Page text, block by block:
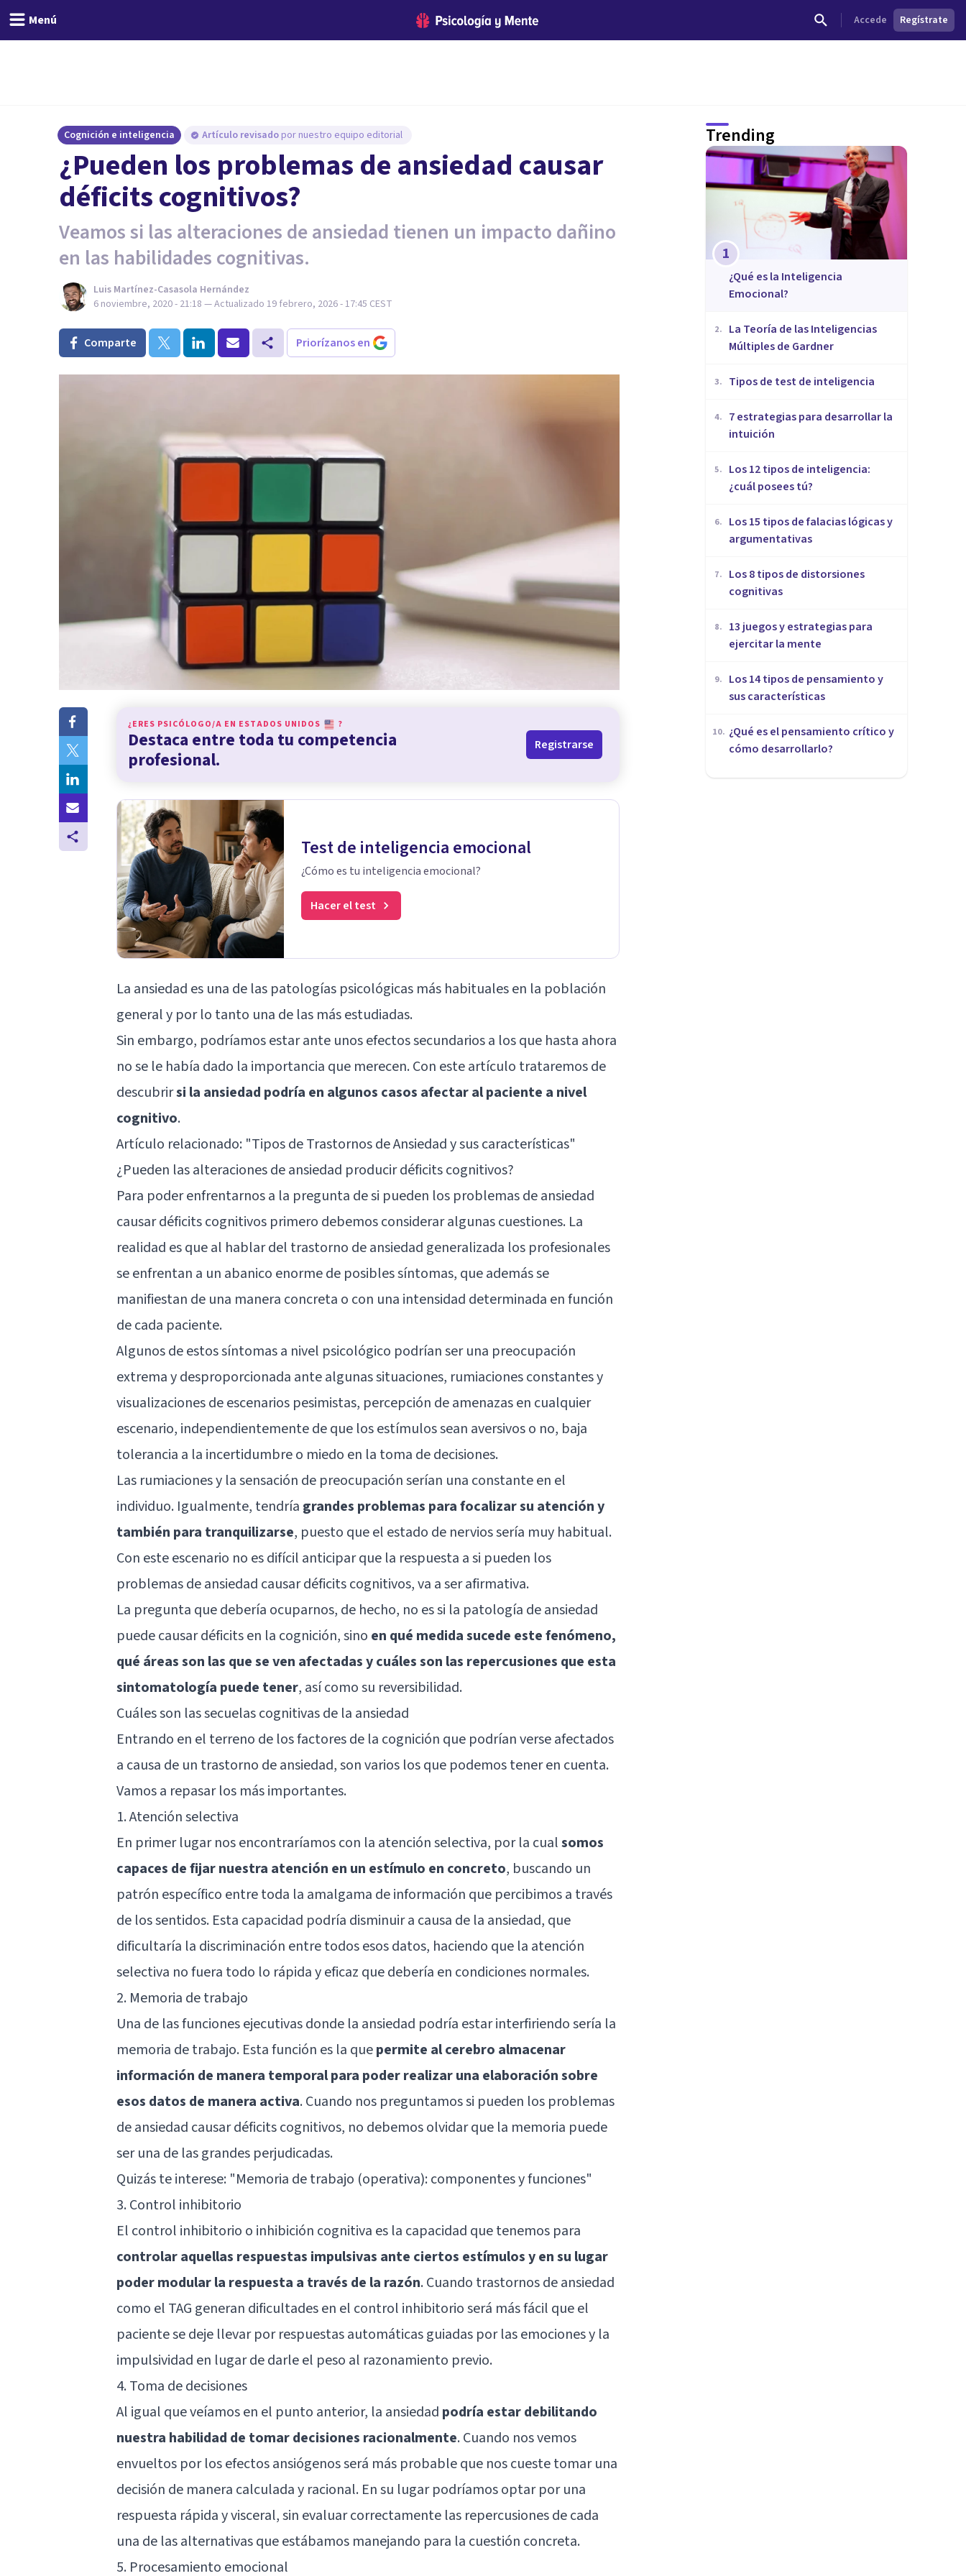
Menú Accede Regístrate
Cognición e inteligencia Artículo revisado por nuestro equipo editorial
¿Pueden los problemas de ansiedad causar
déficits cognitivos?
Veamos si las alteraciones de ansiedad tienen un impacto dañino
en las habilidades cognitivas.
Luis Martínez-Casasola Hernández
6 noviembre, 2020 - 21:18 — Actualizado 19 febrero, 2026 - 17:45 CEST
Comparte Priorízanos en
¿ERES PSICÓLOGO/A EN ESTADOS UNIDOS ?
Destaca entre toda tu competencia
profesional.
Registrarse
Test de inteligencia emocional
¿Cómo es tu inteligencia emocional?
Hacer el test
La ansiedad es una de las patologías psicológicas más habituales en la población
general y por lo tanto una de las más estudiadas.
Sin embargo, podríamos estar ante unos efectos secundarios a los que hasta ahora
no se le había dado la importancia que merecen. Con este artículo trataremos de
descubrirsi la ansiedad podría en algunos casos afectar al paciente a nivel
cognitivo.
Artículo relacionado: "Tipos de Trastornos de Ansiedad y sus características"
¿Pueden las alteraciones de ansiedad producir déficits cognitivos?
Para poder enfrentarnos a la pregunta de si pueden los problemas de ansiedad
causar déficits cognitivos primero debemos considerar algunas cuestiones. La
realidad es que al hablar del trastorno de ansiedad generalizada los profesionales
se enfrentan a un abanico enorme de posibles síntomas, que además se
manifiestan de una manera concreta o con una intensidad determinada en función
de cada paciente.
Algunos de estos síntomas a nivel psicológico podrían ser una preocupación
extrema y desproporcionada ante algunas situaciones, rumiaciones constantes y
visualizaciones de escenarios pesimistas, percepción de amenazas en cualquier
escenario, independientemente de que los estímulos sean aversivos o no, baja
tolerancia a la incertidumbre o miedo en la toma de decisiones.
Las rumiaciones y la sensación de preocupación serían una constante en el
individuo. Igualmente, tendría grandes problemas para focalizar su atención y
también para tranquilizarse, puesto que el estado de nervios sería muy habitual.
Con este escenario no es difícil anticipar que la respuesta a si pueden los
problemas de ansiedad causar déficits cognitivos, va a ser afirmativa.
La pregunta que debería ocuparnos, de hecho, no es si la patología de ansiedad
puede causar déficits en la cognición, sino en qué medida sucede este fenómeno,
qué áreas son las que se ven afectadas y cuáles son las repercusiones que esta
sintomatología puede tener, así como su reversibilidad.
Cuáles son las secuelas cognitivas de la ansiedad
Entrando en el terreno de los factores de la cognición que podrían verse afectados
a causa de un trastorno de ansiedad, son varios los que podemos tener en cuenta.
Vamos a repasar los más importantes.
1. Atención selectiva
En primer lugar nos encontraríamos con la atención selectiva, por la cualsomos
capaces de fijar nuestra atención en un estímulo en concreto, buscando un
patrón específico entre toda la amalgama de información que percibimos a través
de los sentidos. Esta capacidad podría disminuir a causa de la ansiedad, que
dificultaría la discriminación entre todos esos datos, haciendo que la atención
selectiva no fuera todo lo rápida y eficaz que debería en condiciones normales.
2. Memoria de trabajo
Una de las funciones ejecutivas donde la ansiedad podría estar interfiriendo sería la
memoria de trabajo. Esta función es la quepermite al cerebro almacenar
información de manera temporal para poder realizar una elaboración sobre
esos datos de manera activa. Cuando nos preguntamos si pueden los problemas
de ansiedad causar déficits cognitivos, no debemos olvidar que la memoria puede
ser una de las grandes perjudicadas.
Quizás te interese: "Memoria de trabajo (operativa): componentes y funciones"
3. Control inhibitorio
El control inhibitorio o inhibición cognitiva es la capacidad que tenemos para
controlar aquellas respuestas impulsivas ante ciertos estímulos y en su lugar
poder modular la respuesta a través de la razón. Cuando trastornos de ansiedad
como el TAG generan dificultades en el control inhibitorio será más fácil que el
paciente se deje llevar por respuestas automáticas guiadas por las emociones y la
impulsividad en lugar de darle el peso al razonamiento previo.
4. Toma de decisiones
Al igual que veíamos en el punto anterior, la ansiedad podría estar debilitando
nuestra habilidad de tomar decisiones racionalmente. Cuando nos vemos
envueltos por los efectos ansiógenos será más probable que nos cueste tomar una
decisión de manera calculada y racional. En su lugar podríamos optar por una
respuesta rápida y visceral, sin evaluar correctamente las repercusiones de cada
una de las alternativas que estábamos manejando para la cuestión concreta.
5. Procesamiento emocional
Trending
1
¿Qué es la Inteligencia
Emocional?
2.
La Teoría de las Inteligencias
Múltiples de Gardner
3. ​Tipos de test de inteligencia
4.
7 estrategias para desarrollar la
intuición
5.
Los 12 tipos de inteligencia:
¿cuál posees tú?
6.
Los 15 tipos de falacias lógicas y
argumentativas
7.
Los 8 tipos de distorsiones
cognitivas
8.
13 juegos y estrategias para
ejercitar la mente
9.
Los 14 tipos de pensamiento y
sus características
10. ¿Qué es el pensamiento crítico y
cómo desarrollarlo?